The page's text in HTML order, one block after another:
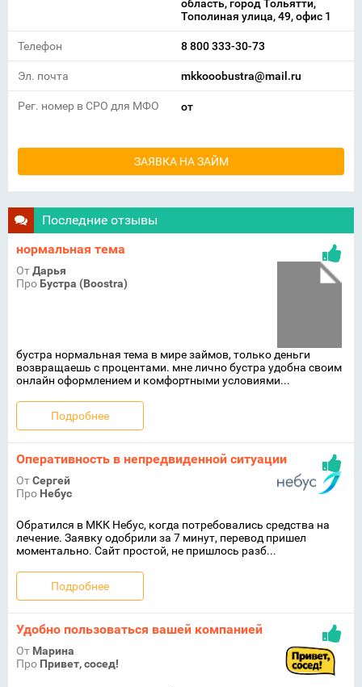
область, город Тольятти,
Тополиная улица, 49, офис 1
Телефон 8 800 333-30-73
Эл. почта mkkooobustra@mail.ru
Рег. номер в СРО для МФО от
ЗАЯВКА НА ЗАЙМ
Последние отзывы
нормальная тема
ОтДарья
Про Бустра (Boostra)
бустра нормальная тема в мире займов, только деньги
возвращаешь с процентами. мне лично бустра удобна своим
онлайн оформлением и комфортными условиями...
Подробнее
Оперативность в непредвиденной ситуации
ОтСергей
Про Небус
Обратился в МКК Небус, когда потребовались средства на
лечение. Заявку одобрили за 7 минут, перевод пришел
моментально. Сайт простой, не пришлось разб...
Подробнее
Удобно пользоваться вашей компанией
От Марина
Про Привет, сосед!